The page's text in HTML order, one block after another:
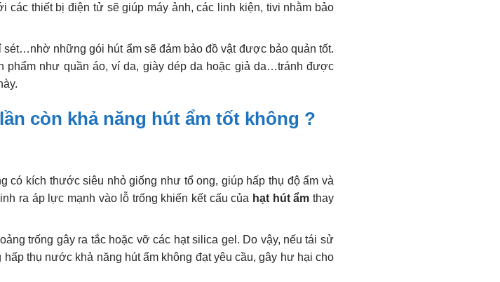
thiết bị điện tử sẽ giúp máy ảnh, các linh kiện, tivi nhằm bảo
những gói hút ẩm sẽ đảm bảo đồ vật được bảo quản tốt.
phẩm như quần áo, ví da, giày dép da hoặc giả da…tránh được
còn khả năng hút ẩm tốt không ?
có kích thước siêu nhỏ giống như tổ ong, giúp hấp thụ độ ẩm và
ra áp lực mạnh vào lỗ trống khiến kết cấu của hạt hút ẩm thay
trống gây ra tắc hoặc vỡ các hạt silica gel. Do vậy, nếu tái sử
thụ nước khả năng hút ẩm không đạt yêu cầu, gây hư hại cho